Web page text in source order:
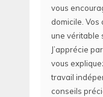
vous
domicile.
une véritable
J’apprécie
vous
travail
conseils